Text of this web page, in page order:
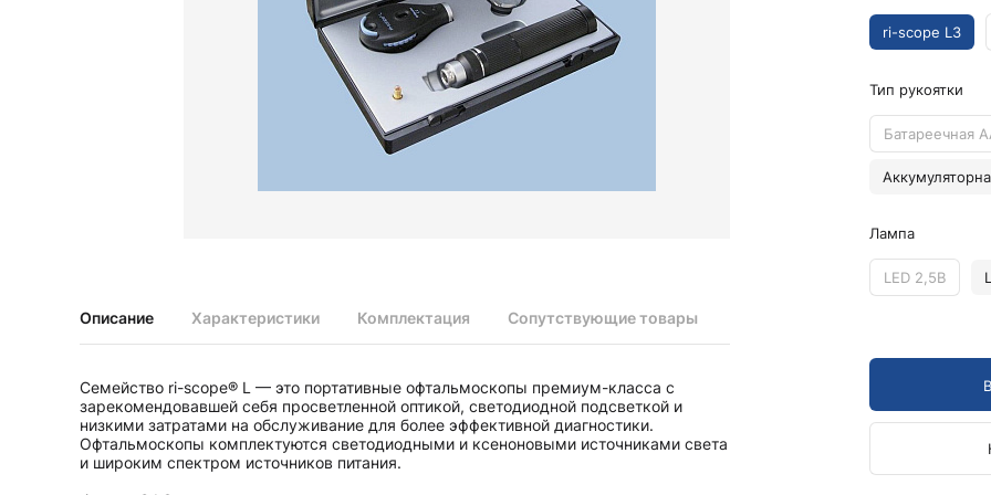
Диагностические наборы perfect
Диагностические наборы ri-scope L
Неврологические молоточки и аксессуары
Аксессуары для неврологических молоточков
Ретиноскопы и наборы ri-vision
Запасные части для стетоскопов
Стетоскопы
Камертоны и наборы
Камертоны
Наборы камертонов
Запасные части к медицинским светильникам
Пульсоксиметры ri-fox N
Термометры и аксессуары
Описание Характеристики Комплектация Сопутствующие товары
Семейство ri-scope® L — это портативные офтальмоскопы премиум-класса с
зарекомендовавшей себя просветленной оптикой, светодиодной подсветкой и
низкими затратами на обслуживание для более эффективной диагностики.
Офтальмоскопы комплектуются светодиодными и ксеноновыми источниками света
и широким спектром источников питания.
ri-scope L3
Тип рукоятки
Батареечная
Лампа
LED 2,5В